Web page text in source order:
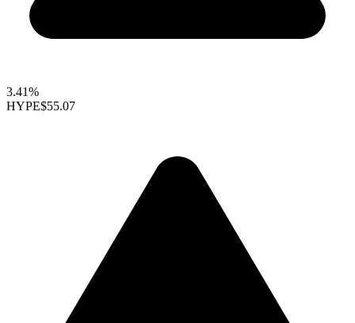
3.41%
HYPE$55.07